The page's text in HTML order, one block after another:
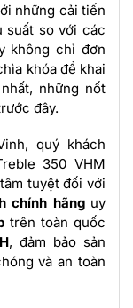
những cải tiến
suất so với các
không chỉ đơn
khóa để khai
những nốt
đây.
quý khách
350 VHM
tuyệt đối với
chính hãnguy
trên toàn quốc
, đảm bảo sản
và an toàn